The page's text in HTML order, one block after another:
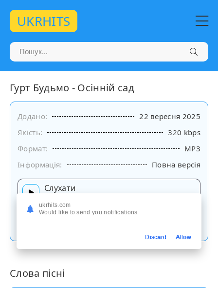
UKRHITS
Гурт Будьмо - Осінній сад
Додано:
22 вересня 2025
Якість:
320 kbps
Формат:
MP3
Інформація:
Повна версія
Слухати
Слова пісні
ukrhits.com
Would like to send you notifications
Discard Allow